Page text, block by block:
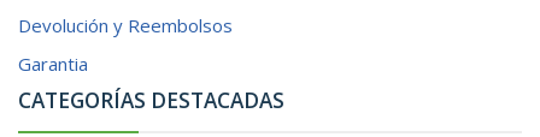
Devolución y Reembolsos
Garantia
CATEGORÍAS DESTACADAS